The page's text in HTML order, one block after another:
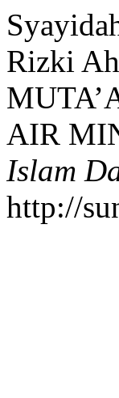
Rizki
AIR
Islam
http://